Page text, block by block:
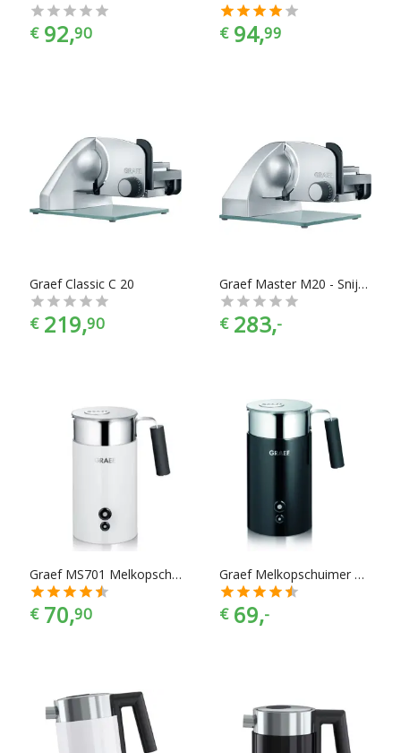
€ 92,90 € 94,99
Graef Classic C 20
€ 219,90
Graef Master M20 - Snijmachine
€ 283,-
Graef MS701 Melkopschuimer
€ 70,90
Graef Melkopschuimer MS702, Zwart
€ 69,-